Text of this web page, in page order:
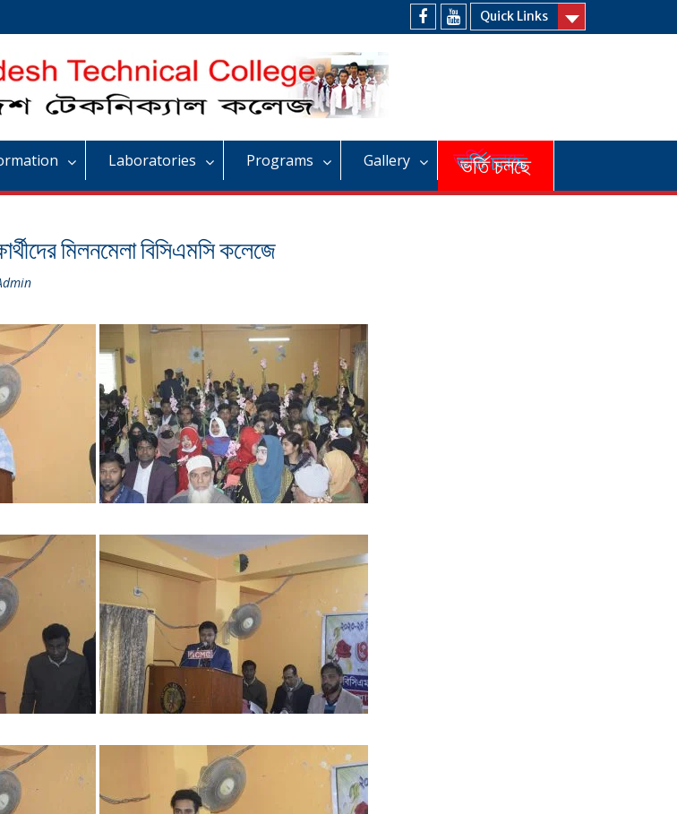
Quick Links
FacebookYoutube
Laboratories Programs Gallery ভর্তি চলছে
মিলনমেলা বিসিএমসি কলেজে